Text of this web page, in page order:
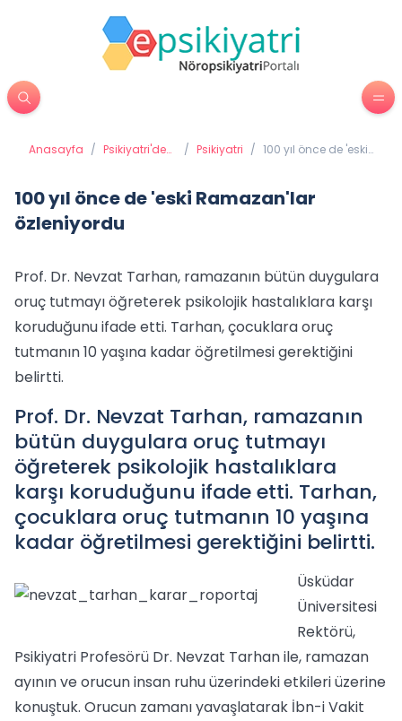
Anasayfa / Psikiyatri'de
/ Psikiyatri / 100 yıl önce de 'eski
100 yıl önce de 'eski Ramazan'lar
özleniyordu
Prof. Dr. Nevzat Tarhan, ramazanın bütün duygulara
oruç tutmayı öğreterek psikolojik hastalıklara karşı
koruduğunu ifade etti. Tarhan, çocuklara oruç
tutmanın 10 yaşına kadar öğretilmesi gerektiğini
belirtti.
Prof. Dr. Nevzat Tarhan, ramazanın
bütün duygulara oruç tutmayı
öğreterek psikolojik hastalıklara
karşı koruduğunu ifade etti. Tarhan,
çocuklara oruç tutmanın 10 yaşına
kadar öğretilmesi gerektiğini belirtti.
Üsküdar
Üniversitesi
Rektörü,
Psikiyatri Profesörü Dr. Nevzat Tarhan ile, ramazan
ayının ve orucun insan ruhu üzerindeki etkileri üzerine
konuştuk. Orucun zamanı yavaşlatarak İbn-i Vakit